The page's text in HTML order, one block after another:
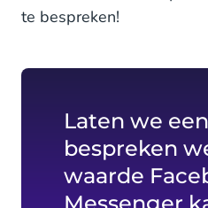
te bespreken!
Laten we
bespreken
waarde